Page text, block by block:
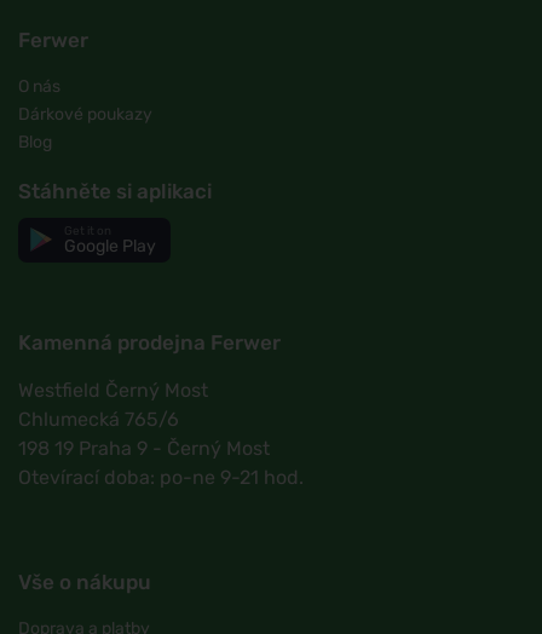
Ferwer
O nás
Dárkové poukazy
Blog
Stáhněte si aplikaci
Google Play
Kamenná prodejna Ferwer
Westfield Černý Most
Chlumecká 765/6
198 19 Praha 9 - Černý Most
Otevírací doba: po-ne 9-21 hod.
Vše o nákupu
Doprava a platby